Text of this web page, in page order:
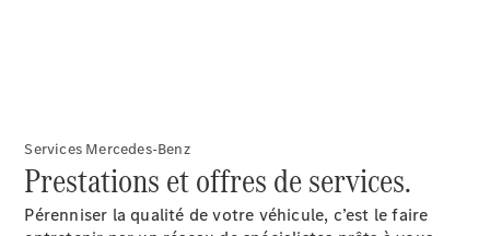
Nous trouver
Services Mercedes-Benz
Prestations et offres de services.
Pérenniser la qualité de votre véhicule, c’est le faire